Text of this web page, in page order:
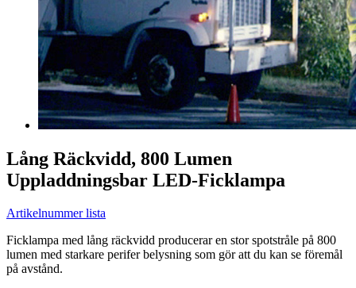
Lång Räckvidd, 800 Lumen
Uppladdningsbar LED-Ficklampa
Artikelnummer lista
Ficklampa med lång räckvidd producerar en stor spotstråle på 800
lumen med starkare perifer belysning som gör att du kan se föremål
på avstånd.